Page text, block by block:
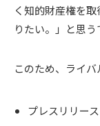
く知的財産権を
りたい。」と思う
このため、ライバ
プレスリリー